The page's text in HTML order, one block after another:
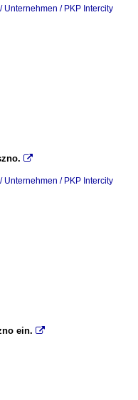
Unternehmen / PKP Intercity

Unternehmen / PKP Intercity
ein. 